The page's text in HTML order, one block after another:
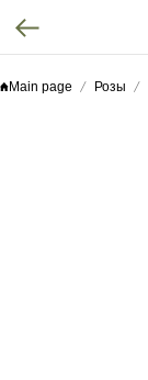
Main page Розы